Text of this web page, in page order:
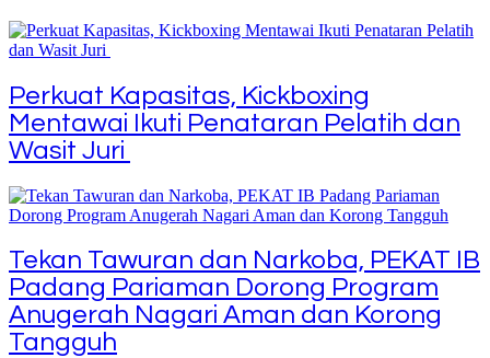
Perkuat Kapasitas, Kickboxing
Mentawai Ikuti Penataran Pelatih dan
Wasit Juri
Tekan Tawuran dan Narkoba, PEKAT IB
Padang Pariaman Dorong Program
Anugerah Nagari Aman dan Korong
Tangguh